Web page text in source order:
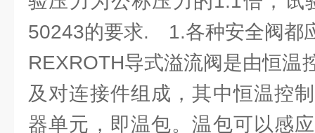
50243的要求. 1.各种安全阀都
REXROTH导式溢流阀是由恒温
及对连接件组成，其中恒温控
器单元，即温包。温包可以感